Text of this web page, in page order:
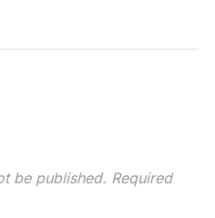
be published. Required